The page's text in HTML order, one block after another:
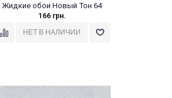
Жидкие обои Новый Тон 64
166 грн.